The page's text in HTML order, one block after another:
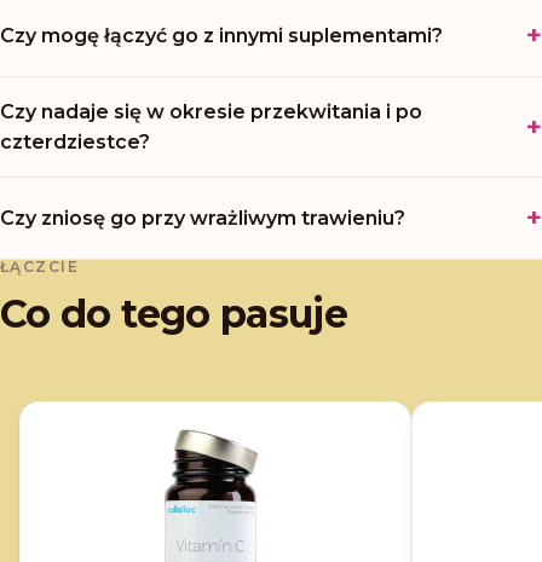
Czy mogę łączyć go z innymi suplementami?
Czy nadaje się w okresie przekwitania i po
czterdziestce?
Czy zniosę go przy wrażliwym trawieniu?
ŁĄCZCIE
Co do tego pasuje